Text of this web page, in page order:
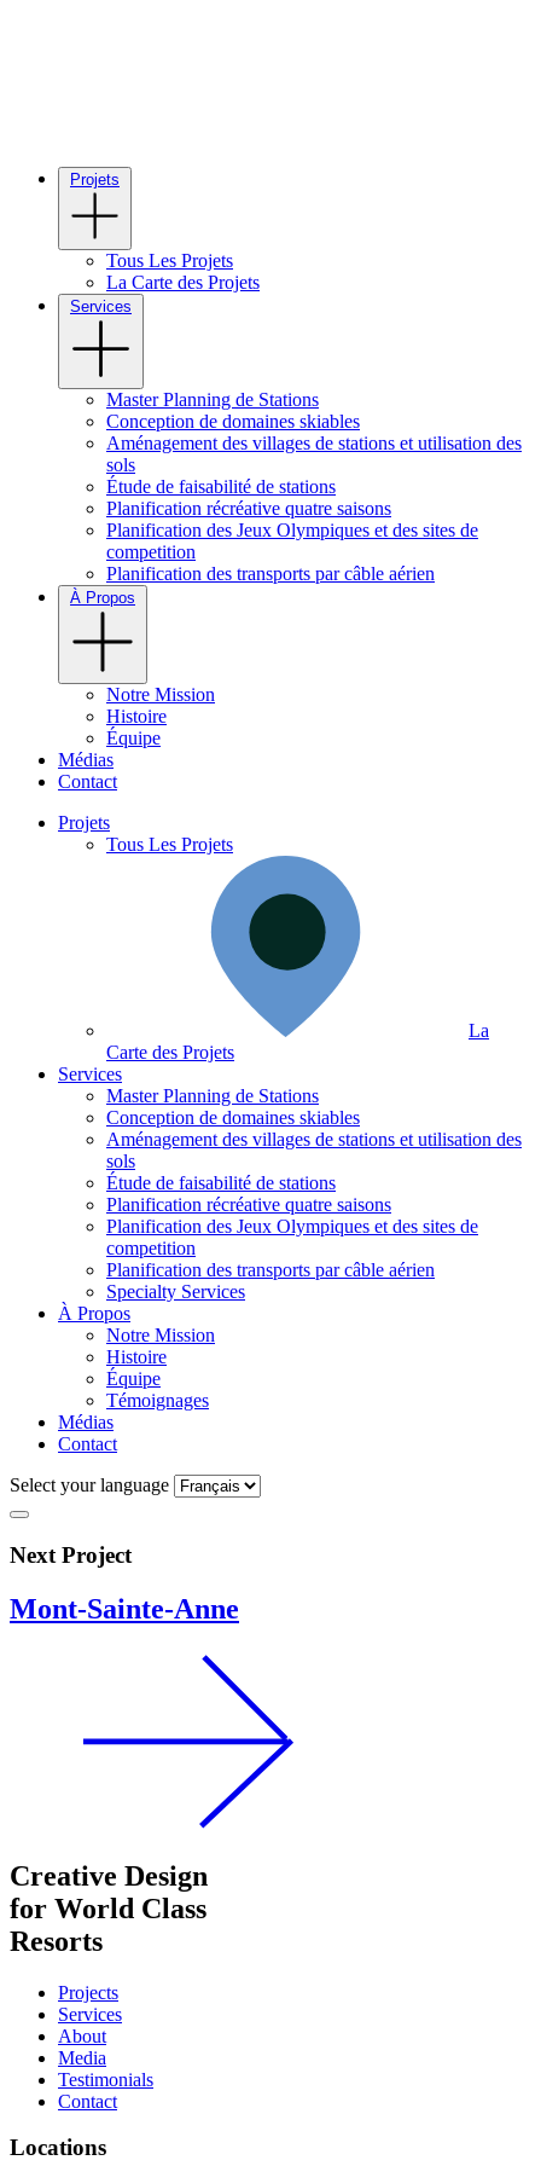
Projets
Tous Les Projets
La Carte des Projets
Services
Master Planning de Stations
Conception de domaines skiables
Aménagement des villages de stations et utilisation des
sols
Étude de faisabilité de stations
Planification récréative quatre saisons
Planification des Jeux Olympiques et des sites de
competition
Planification des transports par câble aérien
À Propos
Notre Mission
Histoire
Équipe
Médias
Contact
Projets
Tous Les Projets
La
Carte des Projets
Services
Master Planning de Stations
Conception de domaines skiables
Aménagement des villages de stations et utilisation des
sols
Étude de faisabilité de stations
Planification récréative quatre saisons
Planification des Jeux Olympiques et des sites de
competition
Planification des transports par câble aérien
Specialty Services
À Propos
Notre Mission
Histoire
Équipe
Témoignages
Médias
Contact
Select your language
Next Project
Mont-Sainte-Anne
Creative Design
for World Class
Resorts
Projects
Services
About
Media
Testimonials
Contact
Locations